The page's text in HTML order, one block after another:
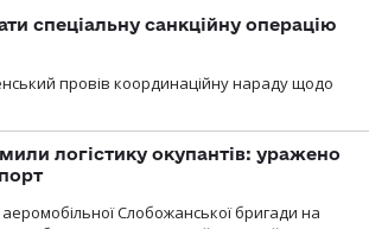
спеціальну санкційну операцію
провів координаційну нараду щодо
логістику окупантів: уражено
Слобожанської бригади на